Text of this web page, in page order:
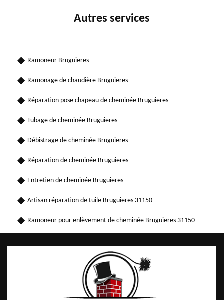
Autres services
Ramoneur Bruguieres
Ramonage de chaudière Bruguieres
Réparation pose chapeau de cheminée Bruguieres
Tubage de cheminée Bruguieres
Débistrage de cheminée Bruguieres
Réparation de cheminée Bruguieres
Entretien de cheminée Bruguieres
Artisan réparation de tuile Bruguieres 31150
Ramoneur pour enlèvement de cheminée Bruguieres 31150